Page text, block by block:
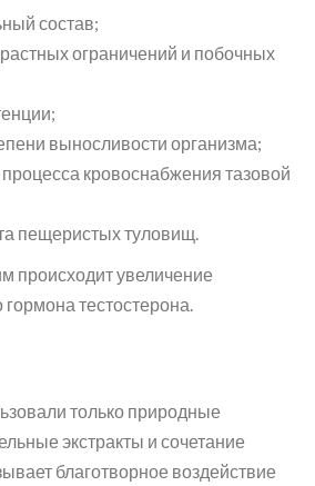
состав;
ограничений и побочных
выносливости организма;
кровоснабжения тазовой
пещеристых туловищ.
происходит увеличение
тестостерона.
только природные
экстракты и сочетание
благотворное воздействие